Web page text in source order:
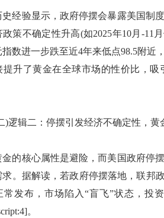
验显示，政府停摆会暴露美国制度
政策不确定性升高(如2025年10月-11
指数进一步跌至近4年来低点98.5附
提升了黄金在全球市场的性价比，
辑二：停摆引发经济不确定性，黄
核心属性是避险，而美国政府停摆
求。据解读，若政府停摆落地，联邦
常发布，市场陷入“盲飞”状态，投
。